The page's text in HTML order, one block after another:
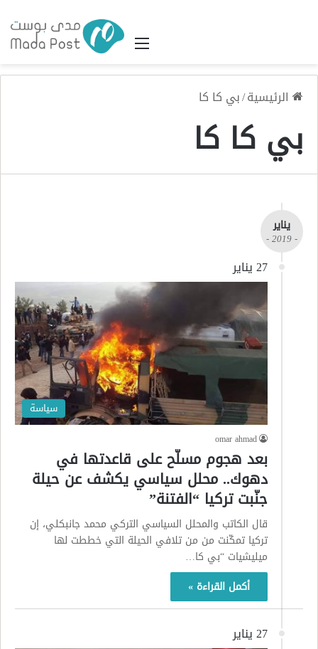
القائمة
الرئيسية/بي كا كا
بي كا كا
يناير
- 2019 -
27 يناير
سياسة
omar ahmad
بعد هجوم مسلّح على قاعدتها في
دهوك.. محلل سياسي يكشف عن حيلة
جنّبت تركيا “الفتنة”
قال الكاتب والمحلل السياسي التركي محمد جانبكلي، إن
تركيا تمكّنت من من تلافي الحيلة التي خططت لها
ميليشيات “بي كا…
أكمل القراءة »
27 يناير